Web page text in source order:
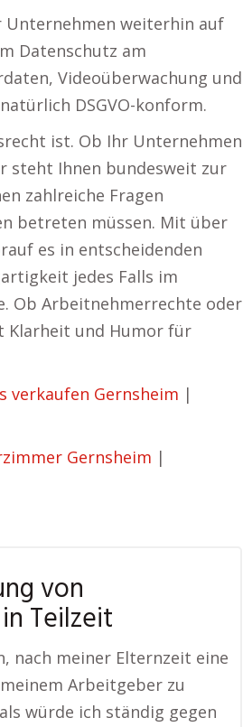
Unternehmen weiterhin auf
Datenschutz am
Videoüberwachung und
DSGVO-konform.
ist. Ob Ihr Unternehmen
steht Ihnen bundesweit zur
zahlreiche Fragen
betreten müssen. Mit über
es in entscheidenden
jedes Falls im
Ob Arbeitnehmerrechte oder
Klarheit und Humor für
verkaufen Gernsheim |
Gernsheim |
von
Teilzeit
nach meiner Elternzeit eine
Arbeitgeber zu
würde ich ständig gegen